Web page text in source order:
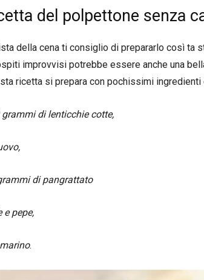
del polpettone senza
della cena ti consiglio di prepararlo così ta
improvvisi potrebbe essere anche una
ricetta si prepara con pochissimi
grammi di lenticchie cotte,
di pangrattato
e pepe,
.